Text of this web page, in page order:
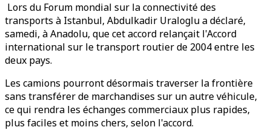
Lors du Forum mondial sur la connectivité des
transports à Istanbul, Abdulkadir Uraloglu a déclaré,
samedi, à Anadolu, que cet accord relançait l'Accord
international sur le transport routier de 2004 entre les
deux pays.
Les camions pourront désormais traverser la frontière
sans transférer de marchandises sur un autre véhicule,
ce qui rendra les échanges commerciaux plus rapides,
plus faciles et moins chers, selon l'accord.